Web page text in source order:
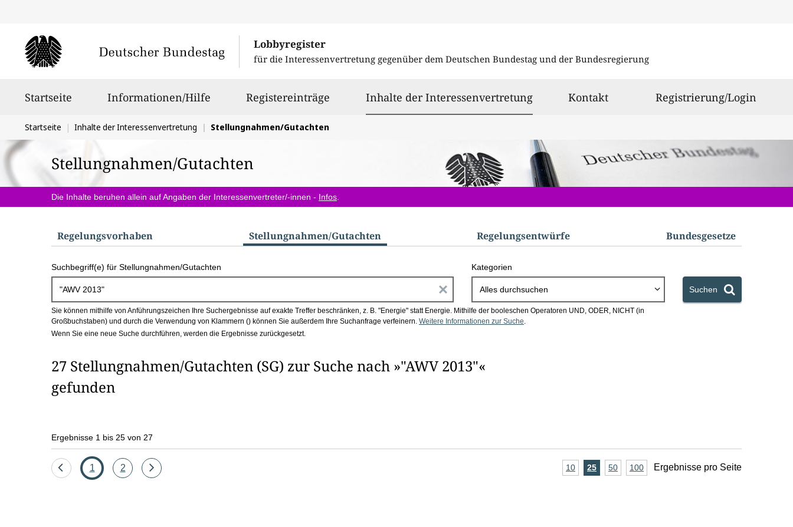
Lobbyregister
für die Interessenvertretung gegenüber dem Deutschen Bundestag und der Bundesregierung
Startseite Informationen/Hilfe Registereinträge Inhalte der Interessenvertretungausgewählt
Kontakt Registrierung/Login
Sie
befinden
sich
hier:
Startseite Inhalte der Interessenvertretung Stellungnahmen/Gutachten
Stellungnahmen/Gutachten
Die Inhalte beruhen allein auf Angaben der Interessenvertreter/-innen - Infos
S
u
c
h
b
x
Regelungs­vorhaben Stellungnahmen/​Gutachten Regelungs­entwürfe Bundes­gesetze
Suchbegriff(e) für Stellungnahmen/Gutachten
i
a
i
Kategorien
Alles durchsuchen Suchen
Sie können mithilfe von Anführungszeichen Ihre Suchergebnisse auf exakte Treffer beschränken, z. B. "Energie" statt Energie. Mithilfe der booleschen Operatoren UND, ODER, NICHT (in
Großbuchstaben) und durch die Verwendung von Klammern () können Sie außerdem Ihre Suchanfrage verfeinern. Weitere Informationen zur Suche.
Wenn Sie eine neue Suche durchführen, werden die Ergebnisse zurückgesetzt.
27 Stellungnahmen/Gutachten (SG) zur Suche nach »"AWV 2013"«
gefunden
Ergebnisse 1 bis 25 von 27
Eine
Seite
1 Seite
2
Eine
A
10Ergebnisse
25Ergebnisse
50Ergebnisse
100Ergebnisse
Ergebnisse pro Seite